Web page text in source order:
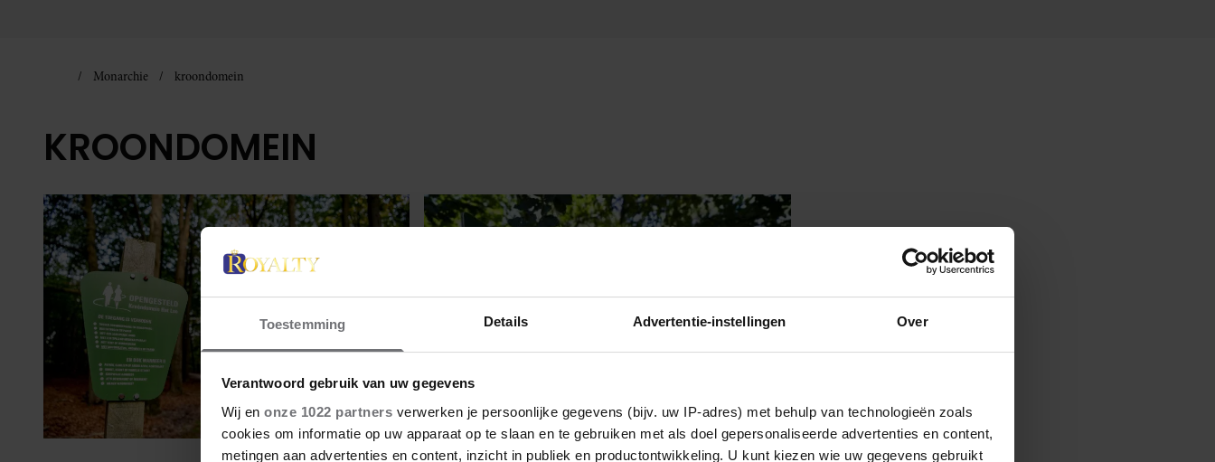
Toestemming Details Advertentie-instellingen Over
Verantwoord gebruik van uw gegevens
Wij en onze 1022 partners verwerken je persoonlijke gegevens (bijv. uw IP-adres) met behulp van technologieën zoals
cookies om informatie op uw apparaat op te slaan en te gebruiken met als doel gepersonaliseerde advertenties en content,
metingen aan advertenties en content, inzicht in publiek en productontwikkeling. U kunt kiezen wie uw gegevens gebruikt
Monarchie kroondomein
KROONDOMEIN